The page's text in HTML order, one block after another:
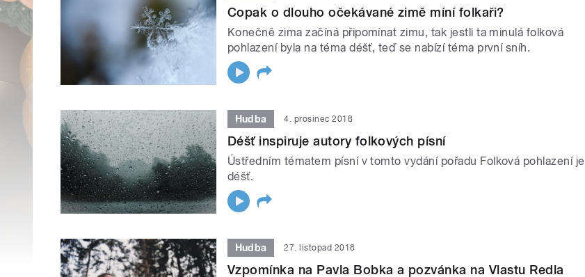
Copak o dlouho očekávané zimě míní folkaři?
Konečně zima začíná připomínat zimu, tak jestli ta minulá folková
pohlazení byla na téma déšť, teď se nabízí téma první sníh.
Hudba 4. prosinec 2018
Déšť inspiruje autory folkových písní
Ústředním tématem písní v tomto vydání pořadu Folková pohlazení je
déšť.
Hudba 27. listopad 2018
Vzpomínka na Pavla Bobka a pozvánka na Vlastu Redla